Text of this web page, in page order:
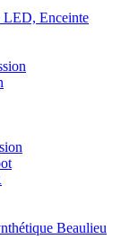
Enceinte
Beaulieu